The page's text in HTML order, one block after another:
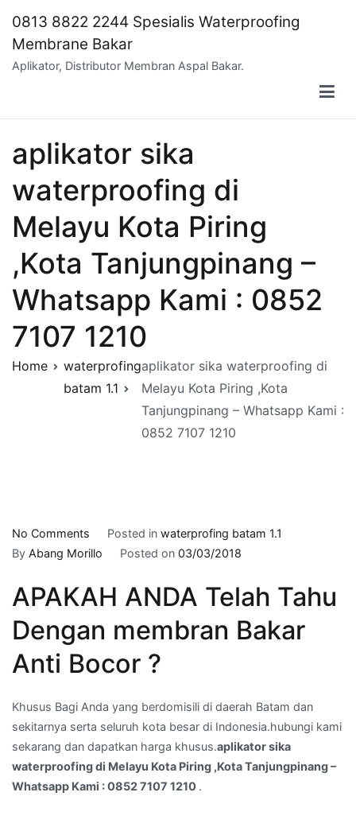
content
0813 8822 2244 Spesialis Waterproofing
Membrane Bakar
Aplikator, Distributor Membran Aspal Bakar.
aplikator sika
waterproofing di
Melayu Kota Piring
,Kota Tanjungpinang –
Whatsapp Kami : 0852
7107 1210
Home
waterprofing
batam 1.1
aplikator sika waterproofing di
Melayu Kota Piring ,Kota
Tanjungpinang – Whatsapp Kami :
0852 7107 1210
No Comments
aplikator
waterproofing
Melayu
Piring
Tanjungpinang
–
Whatsapp
Kami
:
Posted in waterprofing batam 1.1
By Abang Morillo Posted on 03/03/2018
APAKAH ANDA Telah Tahu
Dengan membran Bakar
Anti Bocor ?
Khusus Bagi Anda yang berdomisili di daerah Batam dan
sekitarnya serta seluruh kota besar di Indonesia.hubungi kami
sekarang dan dapatkan harga khusus.aplikator sika
waterproofing di Melayu Kota Piring ,Kota Tanjungpinang –
Whatsapp Kami : 0852 7107 1210 .